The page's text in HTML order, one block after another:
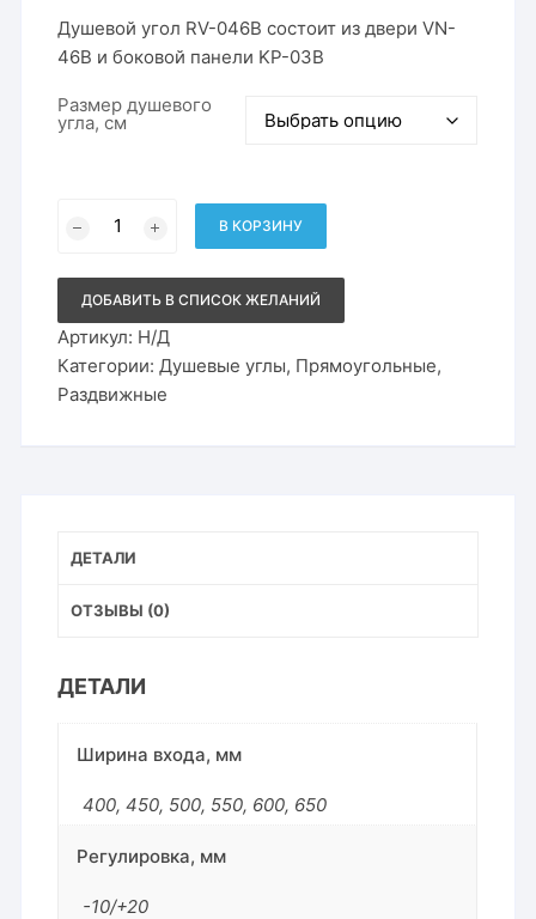
197₽
–
33
Душевой угол RV-046B состоит из двери VN-
46B и боковой панели KP-03B
Размер душевого
угла, см
товара
RV-
046B
В КОРЗИНУ
ДОБАВИТЬ В СПИСОК ЖЕЛАНИЙ
Артикул: Н/Д
Категории:Душевые углы, Прямоугольные,
Раздвижные
ДЕТАЛИ
ОТЗЫВЫ (0)
ДЕТАЛИ
Ширина входа, мм
400,450, 500, 550, 600, 650
Регулировка, мм
-10/+20